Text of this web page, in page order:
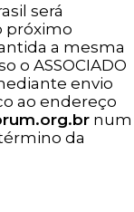
será
próximo
a mesma
o ASSOCIADO
envio
ao endereço
num
da